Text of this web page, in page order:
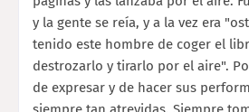
y la gente se reía, y a la vez era
tenido este hombre de coger el
destrozarlo y tirarlo por el aire".
de expresar y de hacer sus